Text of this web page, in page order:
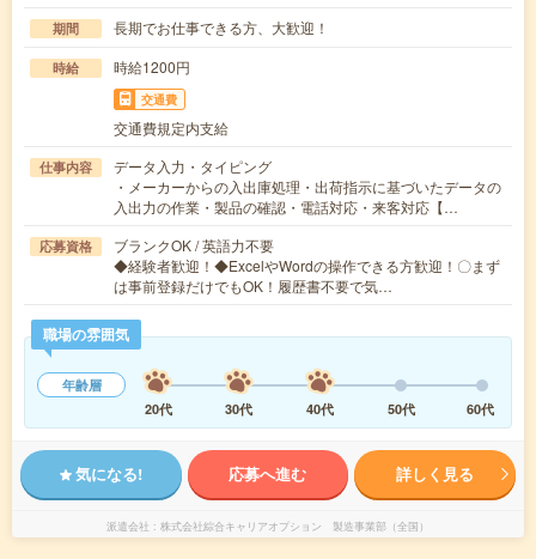
期間 長期でお仕事できる方、大歓迎！
時給 時給1200円
交通費
交通費規定内支給
仕事内容
データ入力・タイピング
・メーカーからの入出庫処理・出荷指示に基づいたデータの
入出力の作業・製品の確認・電話対応・来客対応【…
応募資格
ブランクOK / 英語力不要
◆経験者歓迎！◆ExcelやWordの操作できる方歓迎！〇まず
は事前登録だけでもOK！履歴書不要で気…
職場の雰囲気
年齢層
20代
30代 40代 50代 60代
気になる! 応募へ進む 詳しく見る
派遣会社 株式会社綜合キャリアオプション 製造事業部（全国）